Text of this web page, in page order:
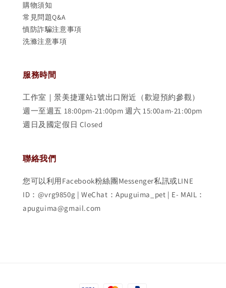
購物須知
常見問題Q&A
慎防詐騙注意事項
洗滌注意事項
服務時間
工作室｜景美捷運站1號出口附近（歡迎預約參觀）
週一至週五 18:00pm-21:00pm 週六 15:00am-21:00pm
週日及國定假日 Closed
聯絡我們
您可以利用Facebook粉絲團Messenger私訊或LINE
ID：@vrg9850g | WeChat：Apuguima_pet | E- MAIL：
apuguima@gmail.com